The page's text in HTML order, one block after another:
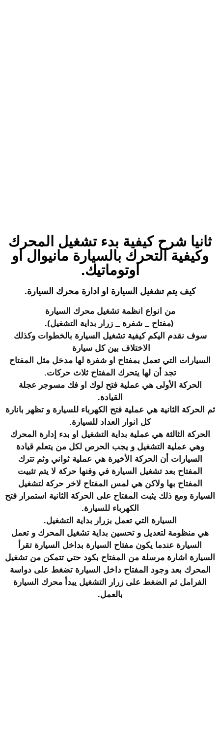
ثانيا شرح كيفية بدء تشغيل المحرك
وكيفية التحرك بالسيارة مانيوال او
اوتوماتيك.
كيف يتم تشغيل السيارة او ادارة محرك السيارة.
من انواع انظمة تشغيل محرك السيارة
(مفتاح _ شفرة _ زرار بداية التشغيل).
سوف نقدم اليكم كيفية تشغيل السيارة بالخطوات وكذلك
الاختلاف بين كل سيارة
السيارات التي تعمل بمفتاح او شفرة لها مدخل مثل المفتاح
تجد أن لها يتحرك المفتاح ثلاث حركات.
الحركة الأولى هي عملية فتح لوك او فك مسوجر عجلة
القيادة.
ثم الحركة الثانية هي عملية فتح الكهرباء للسيارة و تظهر بانارة
كل انوار العداد للسيارة.
الحركة الثالثة هي عملية بداية التشغيل او بدء إدارة المحرك
وهي عملية التشغيل و يجب الحرص لكل من يتعلم قيادة
السيارات أن الحركة الأخيرة هي عملية ثواني وثم تترك
المفتاح بعد تشغيل السيارة في وفنها حركة لا يتم تثبيت
المفتاح بها ولاكن هي لمس المفتاح لاخر حركة لتشغيل
السيارة ومع ذلك يثبت المفتاح على الحركة الثانية استمرار فتح
الكهرباء للسيارة.
السيارة التي تعمل بزرار بداية التشغيل.
هي منظومة لتعديل و تحسين بداية تشغيل المحرك و تعمل
السيارة عندما يكون مفتاح السيارة بداخل السيارة تقرأ
السيارة اشارة مرسلة من المفتاح بكود حتي تتمكن من تشغيل
المحرك بعد وجود المفتاح داخل السيارة تضغط على دواسة
الفرامل ثم الضغط على زرار التشغيل يبدأ محرك السيارة
بالعمل.